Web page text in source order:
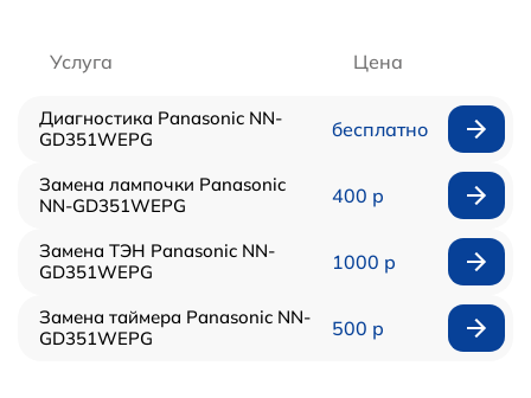
Услуга Цена
Диагностика Panasonic NN-
GD351WEPG
бесплатно
Замена лампочки Panasonic
NN-GD351WEPG
400 р
Замена ТЭН Panasonic NN-
GD351WEPG
1000 р
Замена таймера Panasonic NN-
GD351WEPG
500 р